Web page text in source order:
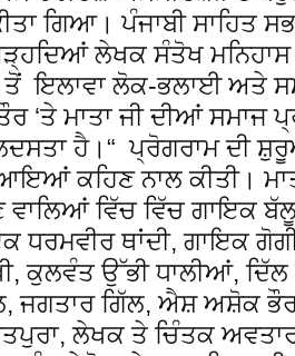
ਗਿਆ। ਪੰਜਾਬੀ ਸਾਹਿਤ
ਲੇਖਕ ਸੰਤੋਖ ਮਨਿਹਾਸ ਨੇ
ਇਲਾਵਾ ਲੋਕ-ਭਲਾਈ ਅਤੇ
‘ਤੇ ਮਾਤਾ ਜੀ ਦੀਆਂ ਸਮਾਜ
ਹੈ।“ ਪ੍ਰੋਗਰਾਮ ਦੀ
ਕਹਿਣ ਨਾਲ ਕੀਤੀ।
ਵਾਲਿਆਂ ਵਿੱਚ ਵਿੱਚ ਗਾਇਕ
ਧਰਮਵੀਰ ਥਾਂਦੀ, ਗਾਇਕ
ਕੁਲਵੰਤ ਉੱਭੀ ਧਾਲੀਆਂ,
ਜਗਤਾਰ ਗਿੱਲ, ਐਸ਼ ਅਸ਼ੋਕ
ਲੇਖਕ ਤੇ ਚਿੰਤਕ